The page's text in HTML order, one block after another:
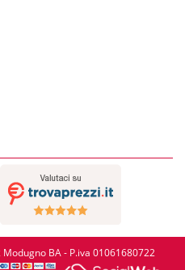
BA - P.iva 01061680722